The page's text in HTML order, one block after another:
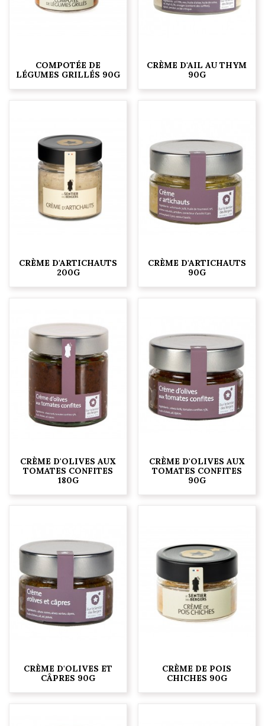
COMPOTÉE DE
LÉGUMES GRILLÉS 90G
CRÈME D'AIL AU THYM
90G
CRÈME D'ARTICHAUTS
200G
CRÈME D'ARTICHAUTS
90G
CRÈME D'OLIVES AUX
TOMATES CONFITES
180G
CRÈME D'OLIVES AUX
TOMATES CONFITES
90G
CRÈME D'OLIVES ET
CÂPRES 90G
CRÈME DE POIS
CHICHES 90G